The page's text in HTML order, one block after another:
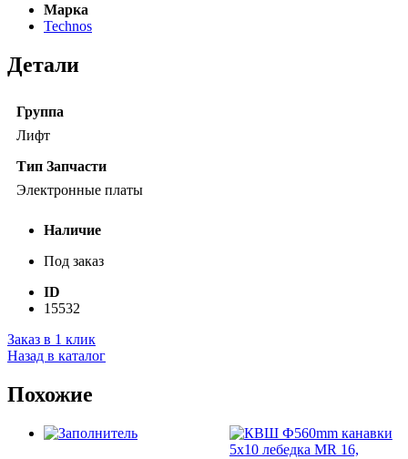
Марка
Technos
Детали
Группа
Лифт
Тип Запчасти
Электронные платы
Наличие
Под заказ
ID
15532
Заказ в 1 клик
Назад в каталог
Похожие